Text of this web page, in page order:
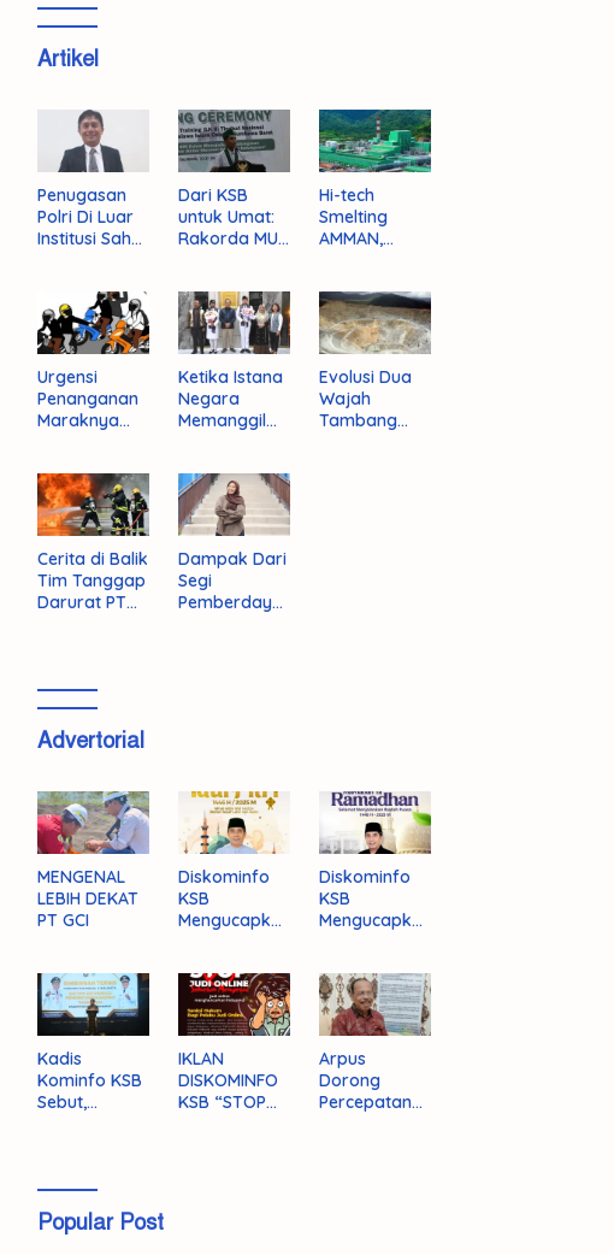
Artikel
Penugasan
Polri Di Luar
Institusi Sah
Hukum
Administrasi
Negara
Dari KSB
untuk Umat:
Rakorda MUI
Kebangkitan
Moral Para
Ulama
Hi-tech
Smelting
AMMAN,
Rajai
Produsen
Tembaga
Dunia
Urgensi
Penanganan
Maraknya
Sumbawa
Barat
Ketika Istana
Negara
Memanggil
Evolusi Dua
Wajah
Tambang
Cerita di Balik
Tim Tanggap
Darurat PT
Dampak Dari
Segi
Pemberdaya
Advertorial
MENGENAL
LEBIH DEKAT
PT GCI
Diskominfo
KSB
Mengucapka
Idul Fitri 1446
H/2025 M
Diskominfo
KSB
Mengucapka
Ibadah Puasa
1446 H/2025
M
Kadis
Kominfo KSB
Sebut,
IKLAN
DISKOMINFO
KSB “STOP
Arpus
Dorong
Percepatan
Popular Post